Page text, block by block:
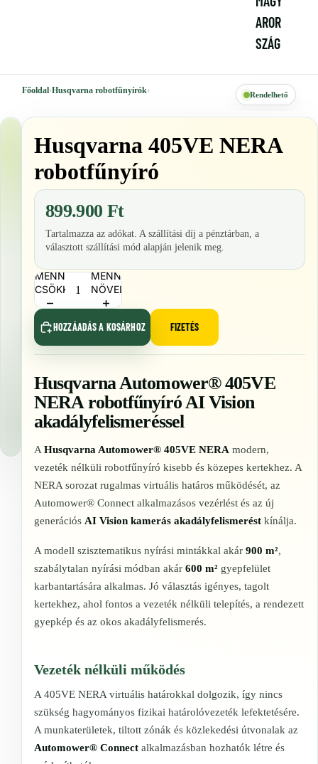
AROR
SZÁG
Főoldal›Husqvarna robotfűnyírók› Rendelhető
Husqvarna 405VE NERA
robotfűnyíró
899.900 Ft
Tartalmazza az adókat. A szállítási díj a pénztárban, a
választott szállítási mód alapján jelenik meg.
MENNYISÉG
CSÖKKENTÉSE
MENNYISÉG
NÖVELÉSE
HOZZÁADÁS A KOSÁRHOZ FIZETÉS
Husqvarna Automower® 405VE
NERA robotfűnyíró AI Vision
akadályfelismeréssel
A Husqvarna Automower® 405VE NERA modern,
vezeték nélküli robotfűnyíró kisebb és közepes kertekhez. A
NERA sorozat rugalmas virtuális határos működését, az
Automower® Connect alkalmazásos vezérlést és az új
generációs AI Vision kamerás akadályfelismerést kínálja.
A modell szisztematikus nyírási mintákkal akár 900 m²,
szabálytalan nyírási módban akár 600 m² gyepfelület
karbantartására alkalmas. Jó választás igényes, tagolt
kertekhez, ahol fontos a vezeték nélküli telepítés, a rendezett
gyepkép és az okos akadályfelismerés.
Vezeték nélküli működés
A 405VE NERA virtuális határokkal dolgozik, így nincs
szükség hagyományos fizikai határolóvezeték lefektetésére.
A munkaterületek, tiltott zónák és közlekedési útvonalak az
Automower® Connect alkalmazásban hozhatók létre és